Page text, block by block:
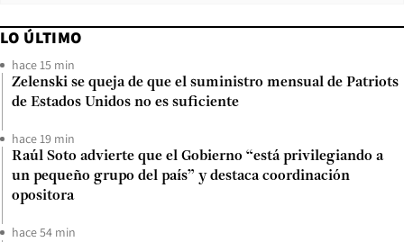
LO ÚLTIMO
hace 15 min
Zelenski se queja de que el suministro mensual de Patriots
de Estados Unidos no es suficiente
hace 19 min
Raúl Soto advierte que el Gobierno “está privilegiando a
un pequeño grupo del país” y destaca coordinación
opositora
hace 54 min